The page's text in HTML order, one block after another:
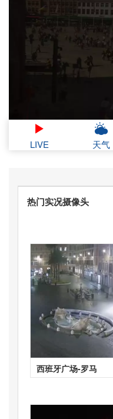
LIVE 天气
热门实况摄像头
西班牙广场-罗马